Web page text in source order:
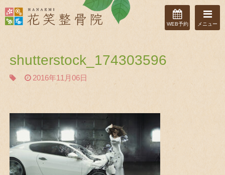
WEB予約 メニュー
shutterstock_174303596
2016年11月06日